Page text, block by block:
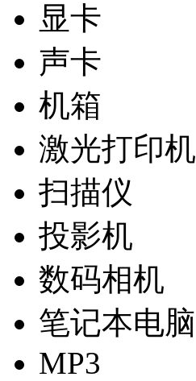
显卡
声卡
机箱
激光打印机
扫描仪
投影机
数码相机
笔记本电脑
MP3